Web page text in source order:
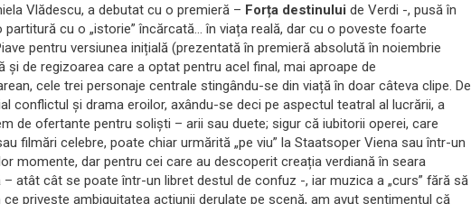
Vlădescu, a debutat cu o premieră – Forța destinului de Verdi -, pusă în
cu o „istorie” încărcată… în viața reală, dar cu o poveste foarte
pentru versiunea inițială (prezentată în premieră absolută în noiembrie
și de regizoarea care a optat pentru acel final, mai aproape de
cele trei personaje centrale stingându-se din viață în doar câteva clipe. De
conflictul și drama eroilor, axându-se deci pe aspectul teatral al lucrării, a
de ofertante pentru soliști – arii sau duete; sigur că iubitorii operei, care
filmări celebre, poate chiar urmărită „pe viu” la Staatsoper Viena sau într-un
momente, dar pentru cei care au descoperit creația verdiană în seara
atât cât se poate într-un libret destul de confuz -, iar muzica a „curs” fără să
ce privește ambiguitatea acțiunii derulate pe scenă, am avut sentimentul că